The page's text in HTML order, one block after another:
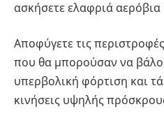
ασκήσετε ελαφριά
Αποφύγετε τις
που θα μπορούσαν να
υπερβολική φόρτιση και
κινήσεις υψηλής